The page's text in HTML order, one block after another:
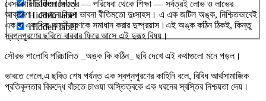
Hidden label
Hidden label
Hidden label
বেসরকারি চিকিৎসাক্ষেত্রে — পরিষেবা থেকে শিক্ষা — সর্বত্রই লোভ ও লাভের
আক্রমণ। সেখানে বিকল্প ভাবনা রীতিমতো দুঃসাহস। এ এক জটিল অঙ্ক, নিশ্চিতভাবেই
এক বা একাধিক অসমীকরণকে সমাধান করার দুষ্প্রয়াস।এই অঙ্ক কঠিন ঠিকই, কিন্তু
স্বপ্নপূরণের ছবিতে বারবার ফিরে আসে এই দুরূহ বিষয়।
সৌরভ পালোধি পরিচালিত _অঙ্ক কি কঠিন_ ছবি দেখে এই কথাগুলো মনে পড়ল।
ভাবতে গেলে,এ ছবিও শেষ পর্যন্ত এক স্বপ্নপূরণের কাহিনি বলে, বিবিধ আর্থসামাজিক
প্রতিকূলতার বিরুদ্ধে বাঁচতে চাওয়া অস্তিত্বকে এক ধরনের স্বস্তির নিশ্চয়তা দেয়।